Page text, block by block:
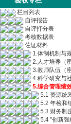
栏目列表
自评报告
自评打分表
考核数据表
佐证材料
1.体制机制与
2.人才培养（
3.教师队伍（
4.科学研究与
5.综合管理绩
5.1 资源统
5.2 年检和
5.3 财务制
5.4 "创新强